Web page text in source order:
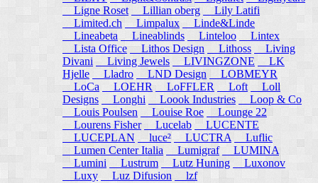
Ligne Roset
Lillian oberg
Lily Latifi
Limited.ch
Limpalux
Linde&Linde
Lineabeta
Lineablinds Linteloo
Lintex
Lista Office Lithos Design Lithoss
Living
Divani
Living Jewels LIVINGZONE
LK
Hjelle
Lladro LND Design
LOBMEYR
LoCa
LOEHR LoFFLER Loft
Loll
Designs
Longhi Loook Industries
Loop & Co
Louis Poulsen
Louise Roe
Lounge 22
Lourens Fisher
Lucelab
LUCENTE
LUCEPLAN
luce² LUCTRA
Luflic
Lumen Center Italia
Lumigraf
LUMINA
Lumini
Lustrum Lutz Huning
Luxonov
Luxy
Luz Difusion lzf